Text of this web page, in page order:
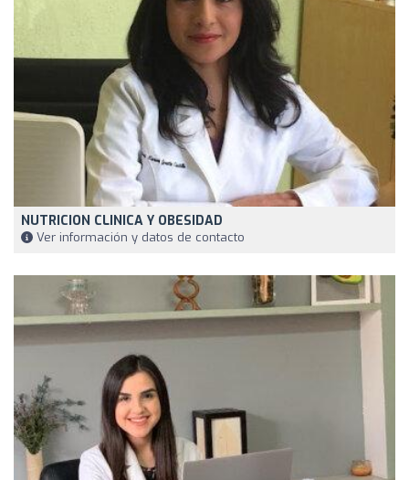
NUTRICION CLINICA Y OBESIDAD
Ver información y datos de contacto